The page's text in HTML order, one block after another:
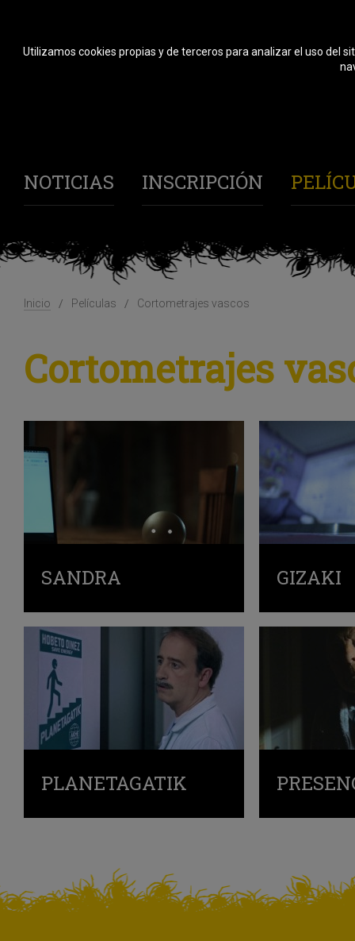
NOTICIAS INSCRIPCIÓN
Inicio Películas Cortometrajes vascos
Cortometrajes
SANDRA GIZAKI
PLANETAGATIK
Utilizamos cookies propias y de terceros para analizar el uso del